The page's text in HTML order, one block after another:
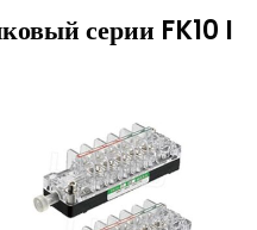
серии FK10 I